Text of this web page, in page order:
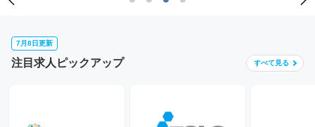
注目求人ピックアップ
7月8日更新
すべて見る